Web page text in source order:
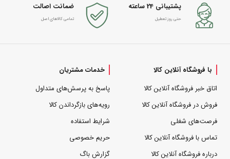
پشتیبانی 24 ساعته
حتی روز تعطیل
ضمانت اصالت
تمامی کالاهای اصل
با فروشگاه آنلاین کالا
اتاق خبر فروشگاه آنلاین کالا
فروش در فروشگاه آنلاین کالا
فرصت‌های شغلی
تماس با فروشگاه آنلاین کالا
درباره فروشگاه آنلاین کالا
خدمات مشتریان
پاسخ به پرسش‌های متداول
رویه‌های بازگرداندن کالا
شرایط استفاده
حریم خصوصی
گزارش باگ